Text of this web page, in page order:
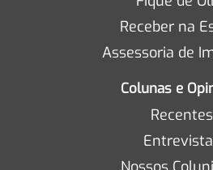
Receber na
Assessoria de
Colunas e
Recentes